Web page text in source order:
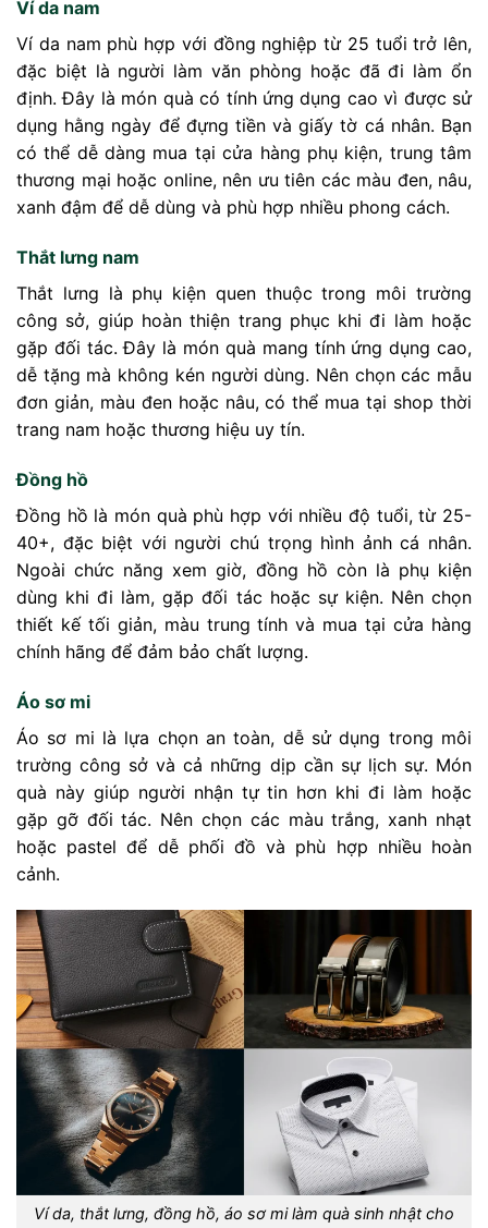
Ví da nam
Ví da nam phù hợp với đồng nghiệp từ 25 tuổi trở lên,
đặc biệt là người làm văn phòng hoặc đã đi làm ổn
định. Đây là món quà có tính ứng dụng cao vì được sử
dụng hằng ngày để đựng tiền và giấy tờ cá nhân. Bạn
có thể dễ dàng mua tại cửa hàng phụ kiện, trung tâm
thương mại hoặc online, nên ưu tiên các màu đen, nâu,
xanh đậm để dễ dùng và phù hợp nhiều phong cách.
Thắt lưng nam
Thắt lưng là phụ kiện quen thuộc trong môi trường
công sở, giúp hoàn thiện trang phục khi đi làm hoặc
gặp đối tác. Đây là món quà mang tính ứng dụng cao,
dễ tặng mà không kén người dùng. Nên chọn các mẫu
đơn giản, màu đen hoặc nâu, có thể mua tại shop thời
trang nam hoặc thương hiệu uy tín.
Đồng hồ
Đồng hồ là món quà phù hợp với nhiều độ tuổi, từ 25-
40+, đặc biệt với người chú trọng hình ảnh cá nhân.
Ngoài chức năng xem giờ, đồng hồ còn là phụ kiện
dùng khi đi làm, gặp đối tác hoặc sự kiện. Nên chọn
thiết kế tối giản, màu trung tính và mua tại cửa hàng
chính hãng để đảm bảo chất lượng.
Áo sơ mi
Áo sơ mi là lựa chọn an toàn, dễ sử dụng trong môi
trường công sở và cả những dịp cần sự lịch sự. Món
quà này giúp người nhận tự tin hơn khi đi làm hoặc
gặp gỡ đối tác. Nên chọn các màu trắng, xanh nhạt
hoặc pastel để dễ phối đồ và phù hợp nhiều hoàn
cảnh.
Ví da, thắt lưng, đồng hồ, áo sơ mi làm quà sinh nhật cho